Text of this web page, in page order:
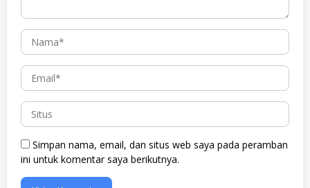
Simpan nama, email, dan situs web saya pada peramban
ini untuk komentar saya berikutnya.